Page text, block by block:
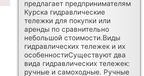
предлагает предпринимателям
Курска гидравлические
тележки для покупки или
аренды по сравнительно
небольшой стоимости.Виды
гидравлических тележек и их
особенностиСуществуют два
вида гидравлических тележек:
ручные и самоходные. Ручные